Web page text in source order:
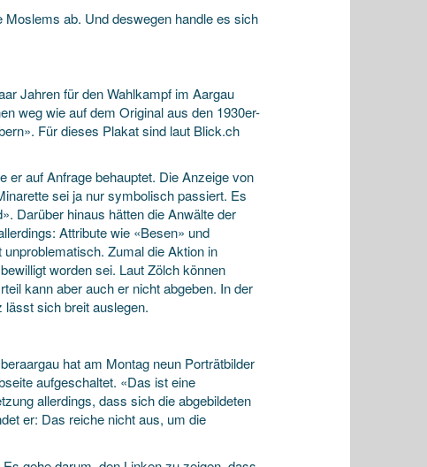
ab. Und deswegen handle es sich
Jahren für den Wahlkampf im Aargau
weg wie auf dem Original aus den 1930er-
Für dieses Plakat sind laut Blick.ch
er auf Anfrage behauptet. Die Anzeige von
sei ja nur symbolisch passiert. Es
Darüber hinaus hätten die Anwälte der
Attribute wie «Besen» und
Zumal die Aktion in
worden sei. Laut Zölch können
kann aber auch er nicht abgeben. In der
sich breit auslegen.
hat am Montag neun Porträtbilder
aufgeschaltet. «Das ist eine
allerdings, dass sich die abgebildeten
er: Das reiche nicht aus, um die